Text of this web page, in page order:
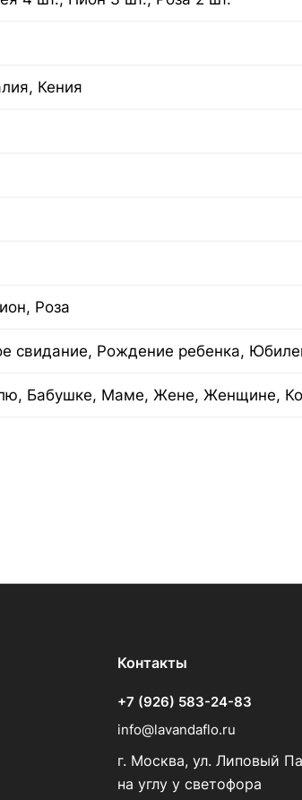
Кения
Роза
свидание, Рождение ребенка,
Бабушке, Маме, Жене, Женщине,
Контакты
+7 (926) 583-24-83
info@lavandaflo.ru
г. Москва, ул. Липовый
на углу у светофора